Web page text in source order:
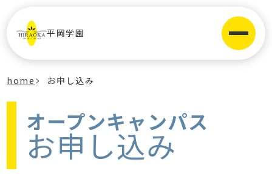
平岡学園
home お申し込み
オープンキャンパス
お申し込み